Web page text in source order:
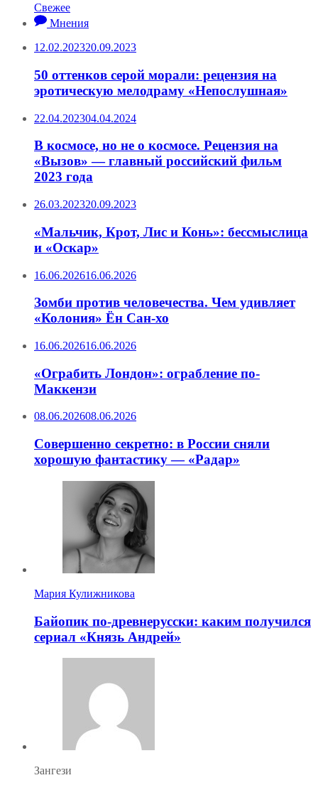
Свежее
Мнения
12.02.202320.09.2023
50 оттенков серой морали: рецензия на
эротическую мелодраму «Непослушная»
22.04.202304.04.2024
В космосе, но не о космосе. Рецензия на
«Вызов» — главный российский фильм
2023 года
26.03.202320.09.2023
«Мальчик, Крот, Лис и Конь»: бессмыслица
и «Оскар»
16.06.202616.06.2026
Зомби против человечества. Чем удивляет
«Колония» Ён Сан-хо
16.06.202616.06.2026
«Ограбить Лондон»: ограбление по-
Маккензи
08.06.202608.06.2026
Совершенно секретно: в России сняли
хорошую фантастику — «Радар»
Мария Кулижникова
Байопик по-древнерусски: каким получился
сериал «Князь Андрей»
Зангези